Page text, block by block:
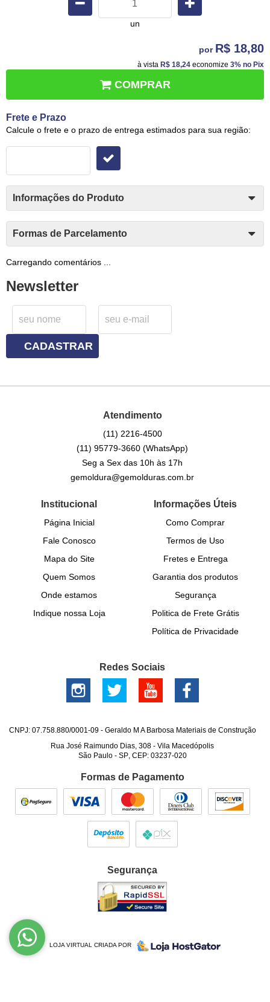
un
por R$ 18,80
à vista R$ 18,24 economize 3% no Pix
COMPRAR
Frete e Prazo
Calcule o frete e o prazo de entrega estimados para sua região:
Informações do Produto
Formas de Parcelamento
Carregando comentários ...
Newsletter
CADASTRAR
Atendimento
(11) 2216-4500
(11) 95779-3660(WhatsApp)
Seg a Sex das 10h às 17h
gemoldura@gemolduras.com.br
Institucional
Página Inicial
Fale Conosco
Mapa do Site
Quem Somos
Onde estamos
Indique nossa Loja
Informações Úteis
Como Comprar
Termos de Uso
Fretes e Entrega
Garantia dos produtos
Segurança
Politica de Frete Grátis
Política de Privacidade
Redes Sociais
CNPJ: 07.758.880/0001-09 - Geraldo M A Barbosa Materiais de Construção
Rua José Raimundo Dias, 308 -Vila Macedópolis
São Paulo- SP, CEP: 03237-020
Formas de Pagamento
Segurança
LOJA VIRTUAL CRIADA POR